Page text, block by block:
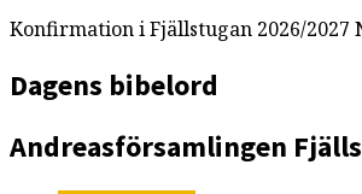
Konfirmation i Fjällstugan 2026/2027
Dagens bibelord
Andreasförsamlingen